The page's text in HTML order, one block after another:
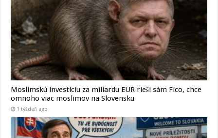
Moslimskú investíciu za miliardu EUR rieši sám Fico, chce
omnoho viac moslimov na Slovensku
1 týždeň ago